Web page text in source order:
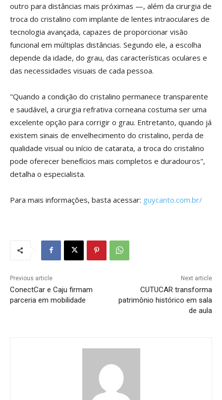
outro para distâncias mais próximas —, além da cirurgia de
troca do cristalino com implante de lentes intraoculares de
tecnologia avançada, capazes de proporcionar visão
funcional em múltiplas distâncias. Segundo ele, a escolha
depende da idade, do grau, das características oculares e
das necessidades visuais de cada pessoa.
"Quando a condição do cristalino permanece transparente
e saudável, a cirurgia refrativa corneana costuma ser uma
excelente opção para corrigir o grau. Entretanto, quando já
existem sinais de envelhecimento do cristalino, perda de
qualidade visual ou início de catarata, a troca do cristalino
pode oferecer benefícios mais completos e duradouros",
detalha o especialista.
Para mais informações, basta acessar: guycanto.com.br/
Previous article
ConectCar e Caju firmam
parceria em mobilidade
Next article
CUTUCAR transforma
patrimônio histórico em sala
de aula